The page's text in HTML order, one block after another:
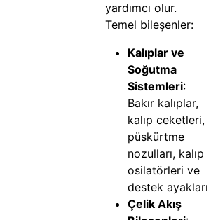
yardımcı olur.
Temel bileşenler:
Kalıplar ve
Soğutma
Sistemleri:
Bakır kalıplar,
kalıp ceketleri,
püskürtme
nozulları, kalıp
osilatörleri ve
destek ayakları
Çelik Akış